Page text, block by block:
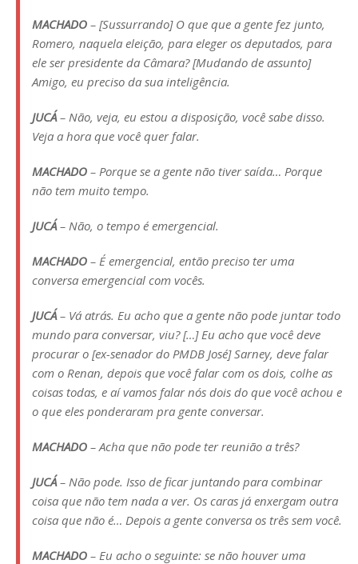
MACHADO – [Sussurrando] O que que a gente fez junto,
Romero, naquela eleição, para eleger os deputados, para
ele ser presidente da Câmara? [Mudando de assunto]
Amigo, eu preciso da sua inteligência.
JUCÁ– Não, veja, eu estou a disposição, você sabe disso.
Veja a hora que você quer falar.
MACHADO – Porque se a gente não tiver saída… Porque
não tem muito tempo.
JUCÁ– Não, o tempo é emergencial.
MACHADO – É emergencial, então preciso ter uma
conversa emergencial com vocês.
JUCÁ– Vá atrás. Eu acho que a gente não pode juntar todo
mundo para conversar, viu? […] Eu acho que você deve
procurar o [ex-senador do PMDB José] Sarney, deve falar
com o Renan, depois que você falar com os dois, colhe as
coisas todas, e aí vamos falar nós dois do que você achou e
o que eles ponderaram pra gente conversar.
MACHADO – Acha que não pode ter reunião a três?
JUCÁ– Não pode. Isso de ficar juntando para combinar
coisa que não tem nada a ver. Os caras já enxergam outra
coisa que não é… Depois a gente conversa os três sem você.
MACHADO – Eu acho o seguinte: se não houver uma